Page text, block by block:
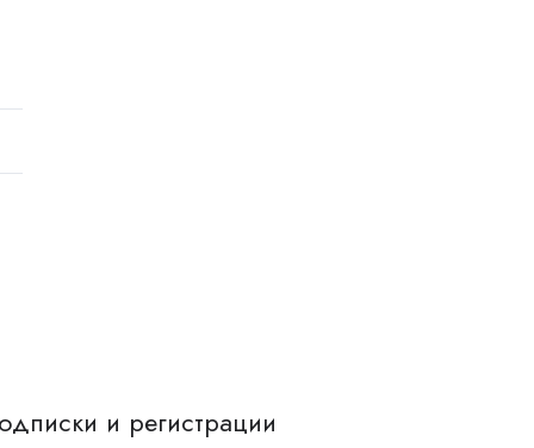
и регистрации